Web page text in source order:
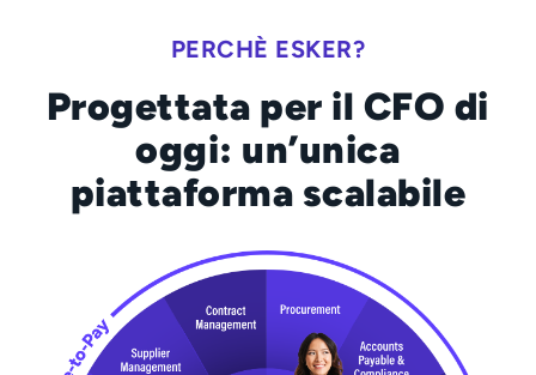
PERCHÈ ESKER?
Progettata per il CFO di
oggi: un’unica
piattaforma scalabile